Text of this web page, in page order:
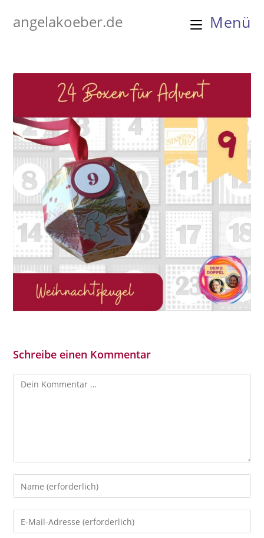
Inhaltangelakoeber.de Menü
Schreibe einen Kommentar
Kommentar
Gib
deinen
Namen
oder
Gib
deine